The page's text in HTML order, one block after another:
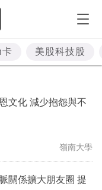
卡 美股科技股
文化 減少抱怨與不
嶺南大學
關係擴大朋友圈 提